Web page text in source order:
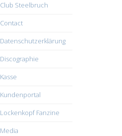
Club Steelbruch
Contact
Datenschutzerklärung
Discographie
Kasse
Kundenportal
Lockenkopf Fanzine
Media